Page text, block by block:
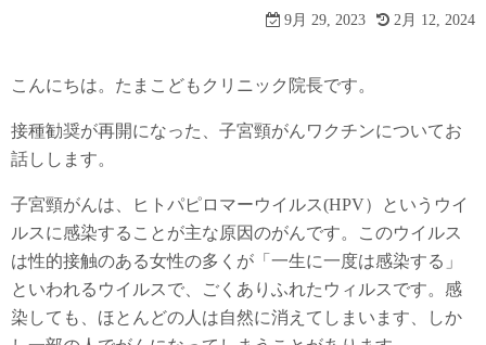
9月 29, 2023 2月 12, 2024
こんにちは。たまこどもクリニック院長です。
接種勧奨が再開になった、子宮頸がんワクチンについてお
話しします。
子宮頸がんは、ヒトパピロマーウイルス(HPV）というウイ
ルスに感染することが主な原因のがんです。このウイルス
は性的接触のある女性の多くが「一生に一度は感染する」
といわれるウイルスで、ごくありふれたウィルスです。感
染しても、ほとんどの人は自然に消えてしまいます、しか